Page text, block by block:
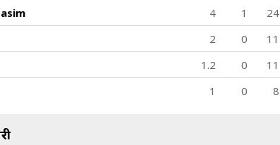
60/9
15 ov
अजिन सोमन
74/10
जसविंदर सिंह
4 1 24
2 0 11
1.2 0 11
1 0 8